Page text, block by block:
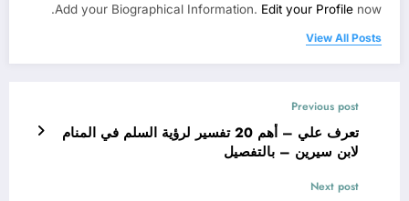
Add your Biographical Information. Edit your Profile now.
View All Posts
Previous post
تعرف علي – أهم 20 تفسير لرؤية السلم في المنام
لابن سيرين – بالتفصيل
Next post